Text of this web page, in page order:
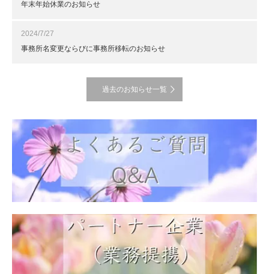
年末年始休業のお知らせ
2024/7/27
事務所名変更ならびに事務所移転のお知らせ
過去のお知らせ一覧